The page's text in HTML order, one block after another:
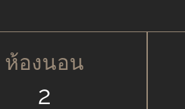
ห้องนอน
2